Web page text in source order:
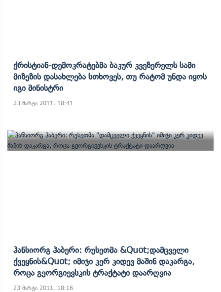
Ქრისტიან-Დემოკრატებმა Ბაკურ Კვეზერელს Სამი
Მიზეზის Დასახლება Სთხოვეს, Თუ Რატომ Უნდა Იყოს
Იგი Მინისტრი
23 მარტი 2011, 18:41
Ჰანსიორგ Ჰაბერი: Რუსეთმა &quot;დამცველი
Ქვეყნის&quot; Იმიჯი Კერ Კიდევ Მაშინ Დაკარგა,
Როცა Გეორგიევსკის Ტრაქტატი Დაარღვია
23 მარტი 2011, 18:16